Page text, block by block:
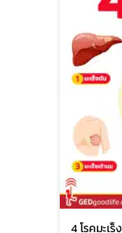
4 โรคมะเ